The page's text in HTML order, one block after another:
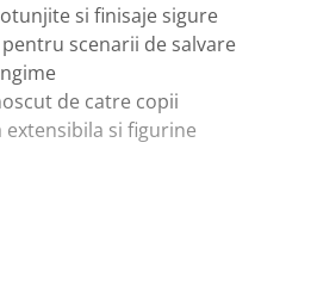
si finisaje sigure
scenarii de salvare
de catre copii
si figurine
pot inventa situatii de